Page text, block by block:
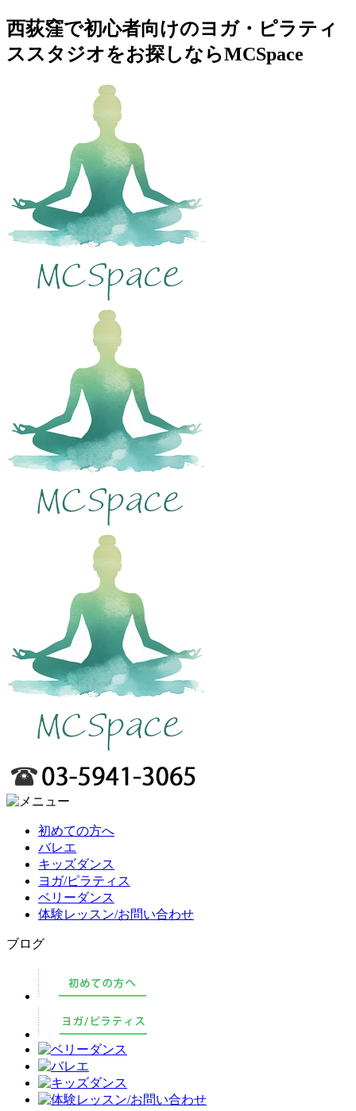
西荻窪で初心者向けのヨガ・ピラティ
ススタジオをお探しならMCSpace
初めての方へ
バレエ
キッズダンス
ヨガ/ピラティス
ベリーダンス
体験レッスン/お問い合わせ
ブログ